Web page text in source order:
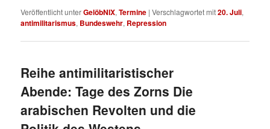
Veröffentlicht unterGelöbNIX,Termine |Verschlagwortet mit20. Juli,
antimilitarismus, Bundeswehr, Repression
Reihe antimilitaristischer
Abende: Tage des Zorns Die
arabischen Revolten und die